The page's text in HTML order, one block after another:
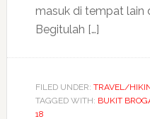
masuk di tempat lain
Begitulah […]
FILED UNDER: TRAVEL/
TAGGED WITH: BUKIT
18